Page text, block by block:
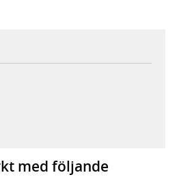
i ny flik, extern webbplats,
extern webbplats,
i ny flik, extern webbplats,
e-postklient,
med följande